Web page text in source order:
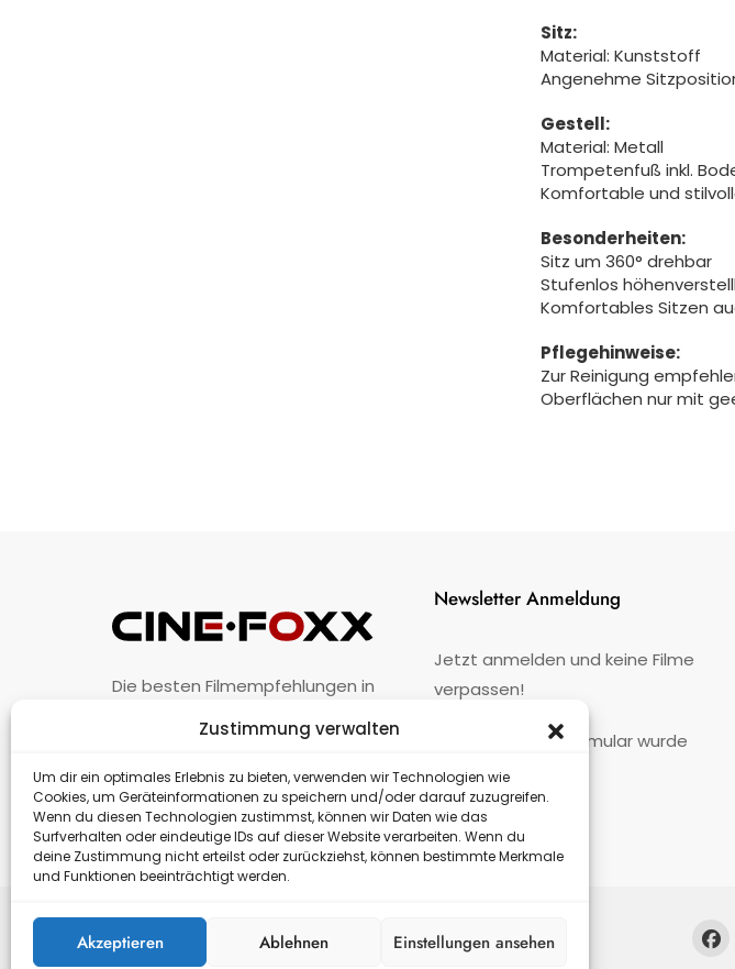
Zustimmung verwalten
Um dir ein optimales Erlebnis zu bieten, verwenden wir Technologien wie
Cookies, um Geräteinformationen zu speichern und/oder darauf zuzugreifen.
Wenn du diesen Technologien zustimmst, können wir Daten wie das
Surfverhalten oder eindeutige IDs auf dieser Website verarbeiten. Wenn du
deine Zustimmung nicht erteilst oder zurückziehst, können bestimmte Merkmale
und Funktionen beeinträchtigt werden.
Akzeptieren Ablehnen Einstellungen ansehen
Sitz:
Material: Kunststoff
Angenehme
Gestell:
Material: Metall
Trompetenfuß inkl.
Komfortable und
Besonderheiten:
Sitz um 360° drehbar
Stufenlos
Komfortables Sitzen
Pflegehinweise:
Zur Reinigung
Oberflächen nur mit
Die besten Filmempfehlungen in
Unternehmen · Impressum · Kontakt
Newsletter Anmeldung
Jetzt anmelden und keine Filme
verpassen!
Kontaktformular wurde
nicht gefunden.